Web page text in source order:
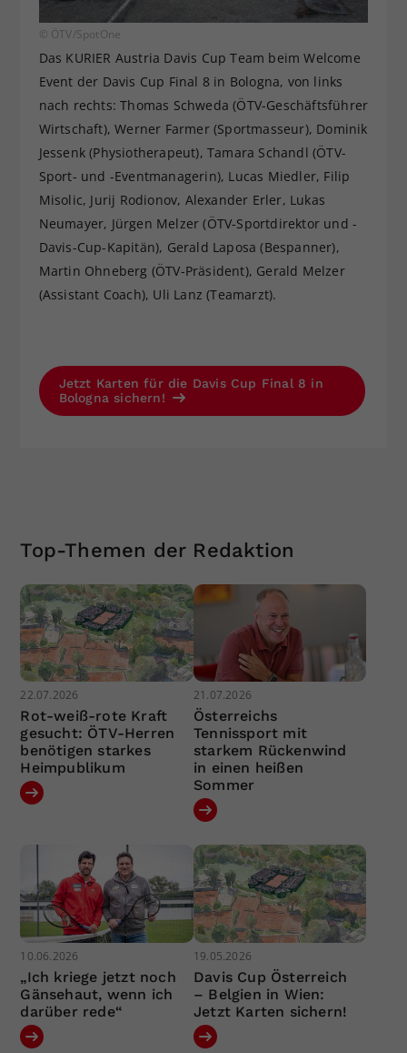
© ÖTV/SpotOne
Das KURIER Austria Davis Cup Team beim Welcome
Event der Davis Cup Final 8 in Bologna, von links
nach rechts: Thomas Schweda (ÖTV-Geschäftsführer
Wirtschaft), Werner Farmer (Sportmasseur), Dominik
Jessenk (Physiotherapeut), Tamara Schandl (ÖTV-
Sport- und -Eventmanagerin), Lucas Miedler, Filip
Misolic, Jurij Rodionov, Alexander Erler, Lukas
Neumayer, Jürgen Melzer (ÖTV-Sportdirektor und -
Davis-Cup-Kapitän), Gerald Laposa (Bespanner),
Martin Ohneberg (ÖTV-Präsident), Gerald Melzer
(Assistant Coach), Uli Lanz (Teamarzt).
Jetzt Karten für die Davis Cup Final 8 in
Bologna sichern!
Top-Themen der Redaktion
22.07.2026
Rot-weiß-rote Kraft
gesucht: ÖTV-Herren
benötigen starkes
Heimpublikum
21.07.2026
Österreichs
Tennissport mit
starkem Rückenwind
in einen heißen
Sommer
10.06.2026
„Ich kriege jetzt noch
Gänsehaut, wenn ich
darüber rede“
19.05.2026
Davis Cup Österreich
– Belgien in Wien:
Jetzt Karten sichern!